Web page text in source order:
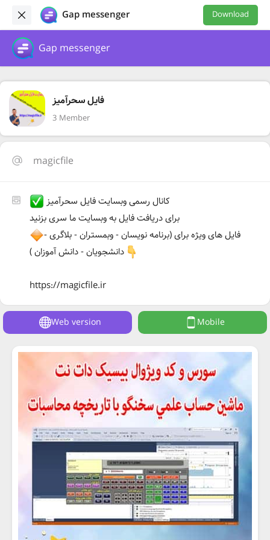
Gap messenger Download
Gap messenger
فایل سحرآمیز
3 Member
magicfile
کانال رسمی وبسایت فایل سحرآمیز
برای دریافت فایل به وبسایت ما سری بزنید
فایل های ویژه برای (برنامه نویسان - وبمستران - بلاگری -
دانشجویان - دانش آموزان )
https://magicfile.ir
Web version Mobile